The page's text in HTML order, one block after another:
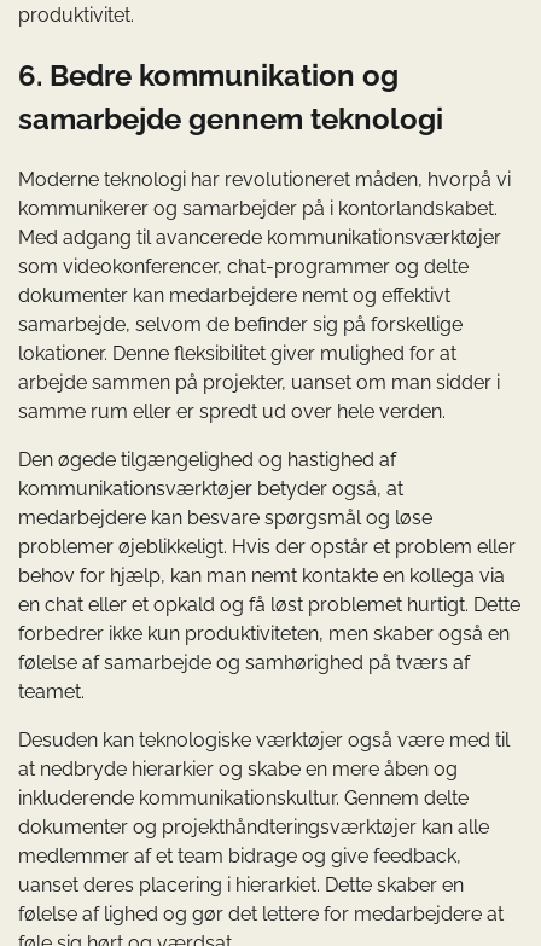
produktivitet.
6. Bedre kommunikation og
samarbejde gennem teknologi
Moderne teknologi har revolutioneret måden, hvorpå vi
kommunikerer og samarbejder på i kontorlandskabet.
Med adgang til avancerede kommunikationsværktøjer
som videokonferencer, chat-programmer og delte
dokumenter kan medarbejdere nemt og effektivt
samarbejde, selvom de befinder sig på forskellige
lokationer. Denne fleksibilitet giver mulighed for at
arbejde sammen på projekter, uanset om man sidder i
samme rum eller er spredt ud over hele verden.
Den øgede tilgængelighed og hastighed af
kommunikationsværktøjer betyder også, at
medarbejdere kan besvare spørgsmål og løse
problemer øjeblikkeligt. Hvis der opstår et problem eller
behov for hjælp, kan man nemt kontakte en kollega via
en chat eller et opkald og få løst problemet hurtigt. Dette
forbedrer ikke kun produktiviteten, men skaber også en
følelse af samarbejde og samhørighed på tværs af
teamet.
Desuden kan teknologiske værktøjer også være med til
at nedbryde hierarkier og skabe en mere åben og
inkluderende kommunikationskultur. Gennem delte
dokumenter og projekthåndteringsværktøjer kan alle
medlemmer af et team bidrage og give feedback,
uanset deres placering i hierarkiet. Dette skaber en
følelse af lighed og gør det lettere for medarbejdere at